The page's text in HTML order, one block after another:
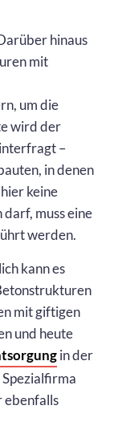
hinaus
mit
um die
wird der
–
in denen
keine
muss eine
werden.
kann es
mit giftigen
und heute
in der
ebenfalls